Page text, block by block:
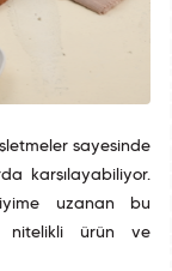
sayesinde
karşılayabiliyor.
uzanan bu
nitelikli ürün ve